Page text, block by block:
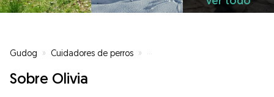
Gudog » Cuidadores de perros » Cuidadores de perros en Valle
Sobre Olivia